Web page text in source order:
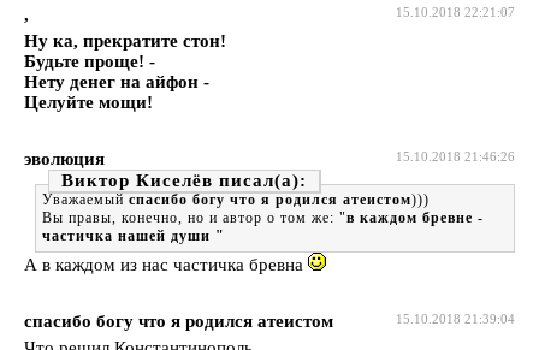
15.10.2018 22:21:07
,
Ну ка, прекратите стон!
Будьте проще! -
Нету денег на айфон -
Целуйте мощи!
15.10.2018 21:46:26
эволюция
Виктор Киселёв
Уважаемыйспасибо богу что я родился атеистом)))
Вы правы, конечно, но и автор о том же: "в каждом бревне -
частичка нашей души "
А в каждом из нас частичка бревна
15.10.2018 21:39:04
спасибо богу что я родился атеистом